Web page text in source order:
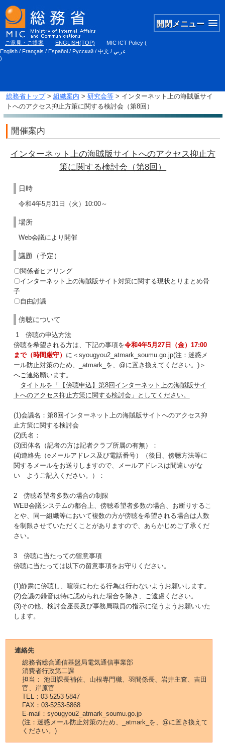
開閉メニュー
ご意見・ご提案 ENGLISH(TOP) MIC ICT Policy (
English / Français / Español / Русский / 中文 / عربي
)
総務省トップ> 組織案内 > 研究会等> インターネット上の海賊版サイ
トへのアクセス抑止方策に関する検討会（第8回）
開催案内
インターネット上の海賊版サイトへのアクセス抑止方
策に関する検討会（第8回）
日時
令和4年5月31日（火）10:00～
場所
Web会議により開催
議題（予定）
〇関係者ヒアリング
〇インターネット上の海賊版サイト対策に関する現状とりまとめ骨
子
〇自由討議
傍聴について
1 傍聴の申込方法
傍聴を希望される方は、下記の事項を令和4年5月27日（金）17:00
まで（時間厳守） に＜syougyou2_atmark_soumu.go.jp(注：迷惑メ
ール防止対策のため、_atmark_を、@に置き換えてください。)＞
へご連絡願います。
タイトルを「【傍聴申込】第8回インターネット上の海賊版サイ
トへのアクセス抑止方策に関する検討会」としてください。
(1)会議名：第8回インターネット上の海賊版サイトへのアクセス抑
止方策に関する検討会
(2)氏名：
(3)団体名（記者の方は記者クラブ所属の有無）：
(4)連絡先（eメールアドレス及び電話番号）（後日、傍聴方法等に
関するメールをお送りしますので、メールアドレスは間違いがな
い ようご記入ください。）：
2 傍聴希望者多数の場合の制限
WEB会議システムの都合上、傍聴希望者多数の場合、お断りするこ
とや、同一組織等において複数の方が傍聴を希望される場合は人数
を制限させていただくことがありますので、あらかじめご了承くだ
さい。
3 傍聴に当たっての留意事項
傍聴に当たっては以下の留意事項をお守りください。
(1)静粛に傍聴し、喧噪にわたる行為は行わないようお願いします。
(2)会議の録音は特に認められた場合を除き、ご遠慮ください。
(3)その他、検討会座長及び事務局職員の指示に従うようお願いいた
します。
連絡先
総務省総合通信基盤局電気通信事業部
消費者行政第二課
担当： 池田課長補佐、山根専門職、羽間係長、岩井主査、吉田
官、岸原官
TEL：03-5253-5847
FAX：03-5253-5868
E-mail：syougyou2_atmark_soumu.go.jp
(注：迷惑メール防止対策のため、_atmark_を、@に置き換えて
ください。)